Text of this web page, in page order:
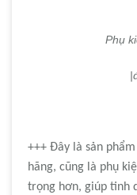
Phụ
+++ Đây là sản
hãng, cũng là phụ
trọng hơn, giúp tinh